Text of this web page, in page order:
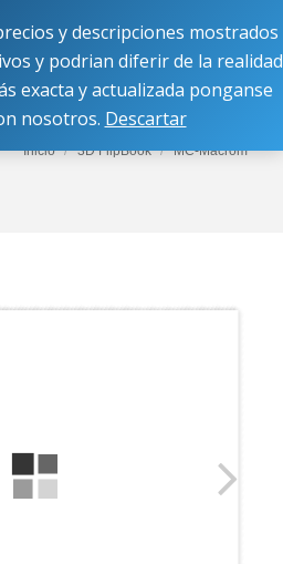
Buscar:
Estás aquí:
Inicio 3D FlipBook MC-Macrom
y descripciones mostrados
y podrian diferir de la realidad
exacta y actualizada ponganse
nosotros. Descartar